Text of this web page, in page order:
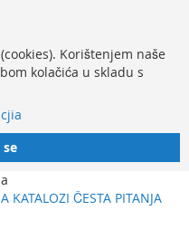
Korištenjem naše
kolačića u skladu s
se
KATALOZI ČESTA PITANJA